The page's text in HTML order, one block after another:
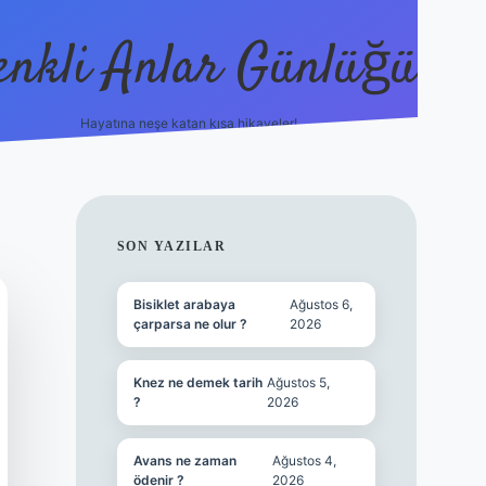
Anlar Günlüğü
Hayatına neşe katan kısa hikayeler!
SIDEBAR
SON YAZILAR
Bisiklet arabaya
çarparsa ne olur ?
Ağustos 6,
2026
Knez ne demek tarih
?
Ağustos 5,
2026
Avans ne zaman
ödenir ?
Ağustos 4,
2026
vdcasino güncel